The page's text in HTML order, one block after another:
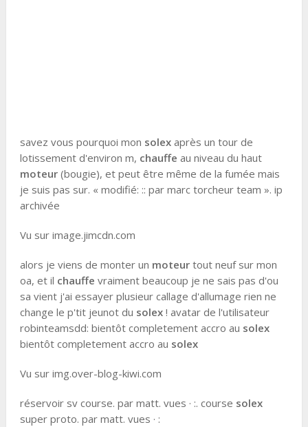
savez vous pourquoi mon solexaprès un tour de
lotissement d'environ m, chauffe au niveau du haut
moteur(bougie), et peut être même de la fumée mais
je suis pas sur. « modifié: :: par marc torcheur team ». ip
archivée
Vu sur image.jimcdn.com
alors je viens de monter un moteurtout neuf sur mon
oa, et il chauffe vraiment beaucoup je ne sais pas d'ou
sa vient j'ai essayer plusieur callage d'allumage rien ne
change le p'tit jeunot du solex! avatar de l'utilisateur
robinteamsdd: bientôt completement accro au solex
bientôt completement accro au solex
Vu sur img.over-blog-kiwi.com
réservoir sv course. par matt. vues · :. course solex
super proto. par matt. vues · :